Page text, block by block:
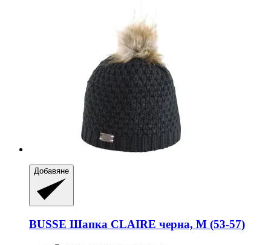
Добавяне
BUSSE Шапка CLAIRE черна, M (53-​57)